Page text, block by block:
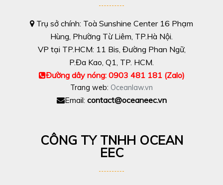
Trụ sở chính: Toà Sunshine Center 16 Phạm
Hùng, Phường Từ Liêm, TP.Hà Nội.
VP tại TP.HCM: 11 Bis, Đường Phan Ngữ,
P.Đa Kao, Q1, TP. HCM.
Đường dây nóng: 0903 481 181‬(Zalo)
Trang web: Oceanlaw.vn
Email: contact@oceaneec.vn
CÔNG TY TNHH OCEAN
EEC